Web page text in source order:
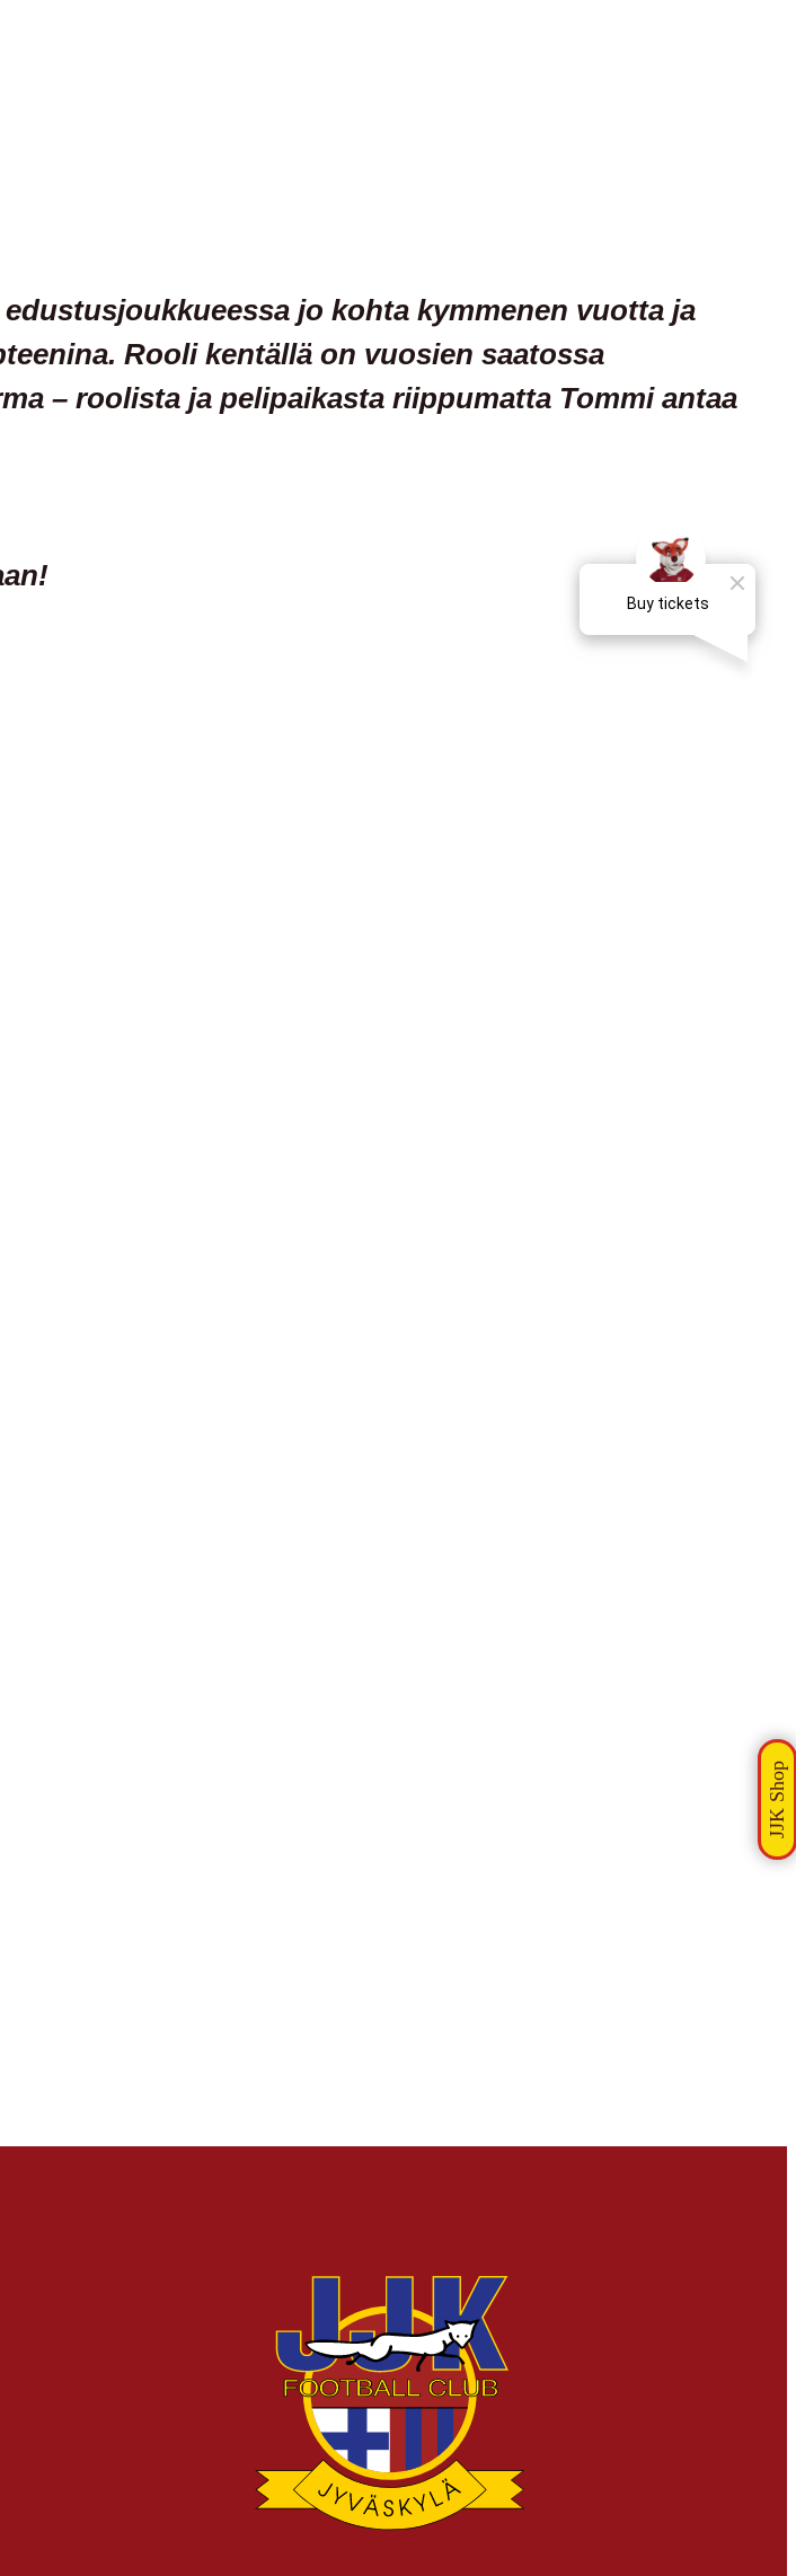
jo kohta kymmenen vuotta ja
Rooli kentällä on vuosien saatossa
– roolista ja pelipaikasta riippumatta Tommi antaa